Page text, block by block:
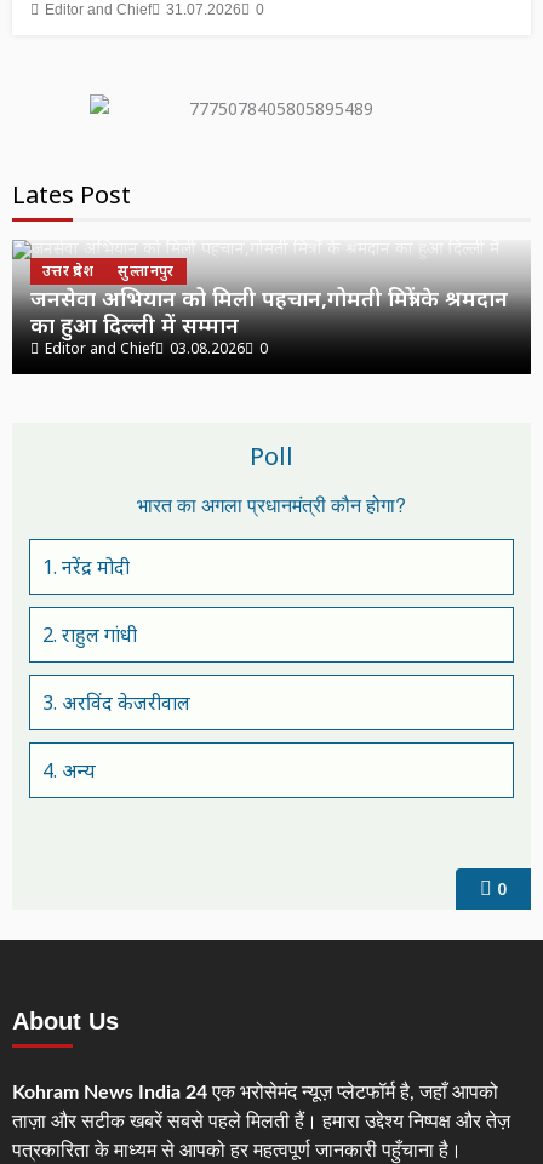
Editor and Chief 31.07.2026 0
Lates Post
उत्तर प्रदेश सुल्तानपुर
जनसेवा अभियान को मिली पहचान,गोमती मित्रों के श्रमदान
का हुआ दिल्ली में सम्मान
Editor and Chief 03.08.2026 0
0
Poll
भारत का अगला प्रधानमंत्री कौन होगा?
1. नरेंद्र मोदी
2. राहुल गांधी
3. अरविंद केजरीवाल
4. अन्य
About Us
Kohram News India 24एक भरोसेमंद न्यूज़ प्लेटफॉर्म है, जहाँ आपको
ताज़ा और सटीक खबरें सबसे पहले मिलती हैं। हमारा उद्देश्य निष्पक्ष और तेज़
पत्रकारिता के माध्यम से आपको हर महत्वपूर्ण जानकारी पहुँचाना है।